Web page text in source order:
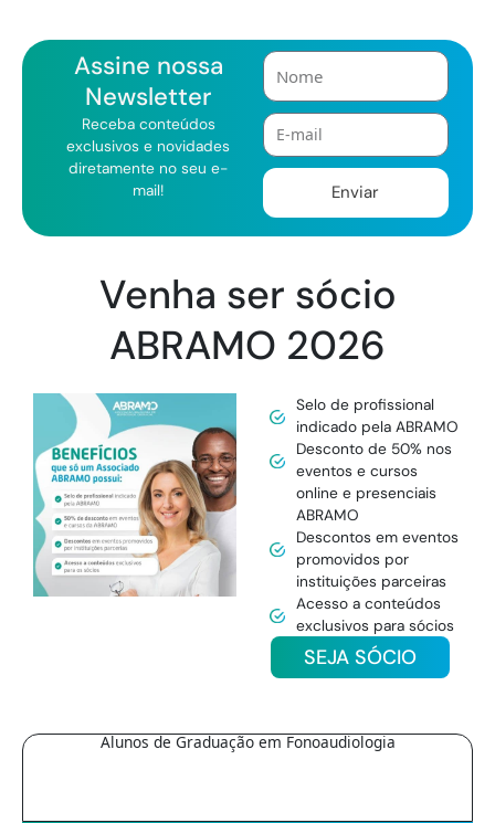
Assine nossa
Newsletter
Receba conteúdos
exclusivos e novidades
diretamente no seu e-
mail!
N
m
eE
-
m
i
l
Enviar
Venha ser sócio
ABRAMO 2026
Selo de profissional
indicado pela ABRAMO
Desconto de 50% nos
eventos e cursos
online e presenciais
ABRAMO
Descontos em eventos
promovidos por
instituições parceiras
Acesso a conteúdos
exclusivos para sócios
SEJA SÓCIO
Alunos de Graduação em Fonoaudiologia